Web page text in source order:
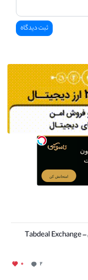
نقد و بررسی صرافی تبدیل – Tabdeal Exchange
۲ ۰